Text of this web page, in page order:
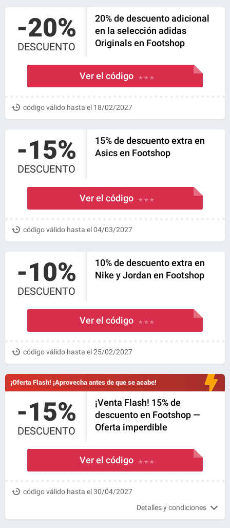
-20%
DESCUENTO
20% de descuento adicional
en la selección adidas
Originals en Footshop
Ver el código * * *
código válido hasta el 18/02/2027
-15%
DESCUENTO
15% de descuento extra en
Asics en Footshop
Ver el código * * *
código válido hasta el 04/03/2027
-10%
DESCUENTO
10% de descuento extra en
Nike y Jordan en Footshop
Ver el código * * *
código válido hasta el 25/02/2027
¡Oferta Flash! ¡Aprovecha antes de que se acabe!
-15%
DESCUENTO
¡Venta Flash! 15% de
descuento en Footshop —
Oferta imperdible
Ver el código * * *
código válido hasta el 30/04/2027
Detalles y condiciones